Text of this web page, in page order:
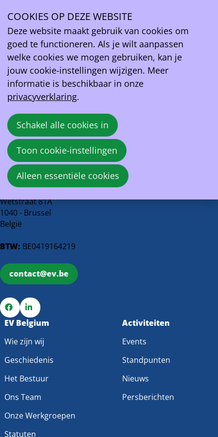
België tikt 100.000 publieke laadpunten aan en
is ambitieus voor 2030
21 augustus 2025 om 09:00
Mika Tuyaerts
Deel
dit
bericht
Facebook
X LinkedIn
E-mail
Terug naar overzicht
EV Belgium vzw
Wetstraat 81A
1040 - Brussel
België
BTW: BE0419164219
contact@ev.be
Ga
Facebook
Ga
LinkedIn
EV Belgium
Wie zijn wij
Geschiedenis
Het Bestuur
Ons Team
Onze Werkgroepen
Statuten
Activiteiten
Events
Standpunten
Nieuws
Persberichten
COOKIES OP DEZE WEBSITE
Deze website maakt gebruik van cookies om
goed te functioneren. Als je wilt aanpassen
welke cookies we mogen gebruiken, kan je
jouw cookie-instellingen wijzigen. Meer
informatie is beschikbaar in onze
privacyverklaring.
Schakel alle cookies in
Toon cookie-instellingen
Alleen essentiële cookies